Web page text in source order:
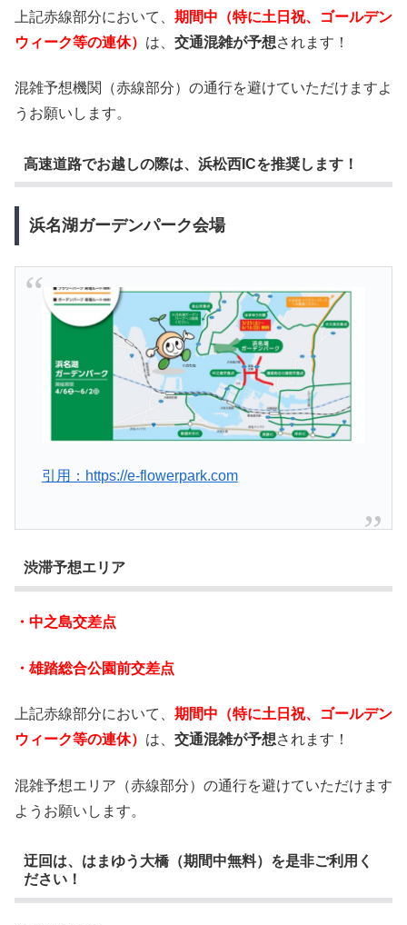
上記赤線部分において、 期間中（特に土日祝、ゴールデン
ウィーク等の連休） は、 交通混雑が予想されます！
混雑予想機関（赤線部分）の通行を避けていただけますよ
うお願いします。
高速道路でお越しの際は、浜松西ICを推奨します！
浜名湖ガーデンパーク会場
引用：https://e-flowerpark.com
渋滞予想エリア
・中之島交差点
・雄踏総合公園前交差点
上記赤線部分において、 期間中（特に土日祝、ゴールデン
ウィーク等の連休） は、 交通混雑が予想されます！
混雑予想エリア（赤線部分）の通行を避けていただけます
ようお願いします。
迂回は、はまゆう大橋（期間中無料）を是非ご利用く
ださい！